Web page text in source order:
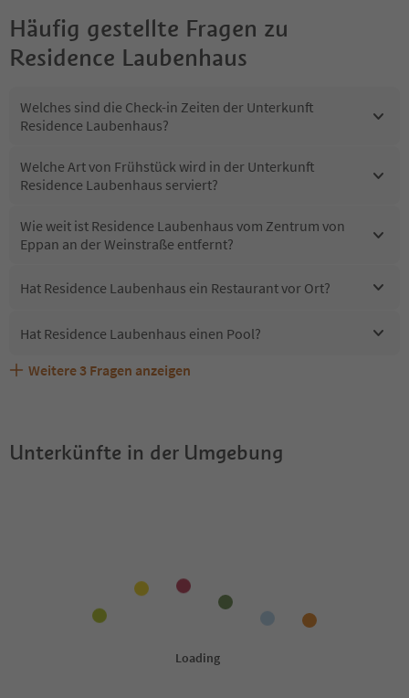
Häufig gestellte Fragen zu
Residence Laubenhaus
Welches sind die Check-in Zeiten der Unterkunft
Residence Laubenhaus?
Welche Art von Frühstück wird in der Unterkunft
Residence Laubenhaus serviert?
Wie weit ist Residence Laubenhaus vom Zentrum von
Eppan an der Weinstraße entfernt?
Hat Residence Laubenhaus ein Restaurant vor Ort?
Hat Residence Laubenhaus einen Pool?
Sind Haustiere in der Unterkunft Residence Laubenhaus
Welche Services bietet Residence Laubenhaus?
Erhalten die Gäste von Residence Laubenhaus einen
Weitere 3 Fragen anzeigen
Unterkünfte in der Umgebung